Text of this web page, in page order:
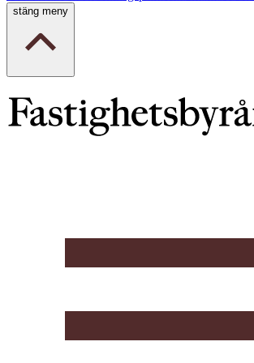
stäng meny